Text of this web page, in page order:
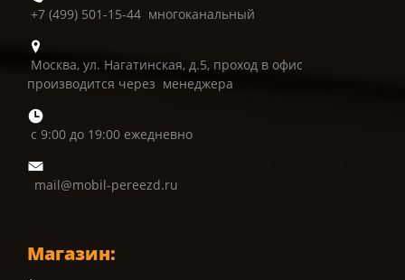
+7 (499) 501-15-44 многоканальный
Москва, ул. Нагатинская, д.5, проход в офис
производится через менеджера
с 9:00 до 19:00 ежедневно
mail@mobil-pereezd.ru
Магазин: